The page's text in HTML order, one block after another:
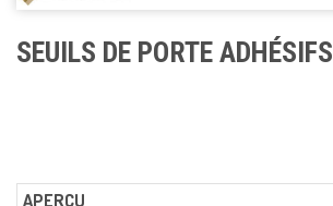
SEUILS DE PORTE ADHÉSIFS